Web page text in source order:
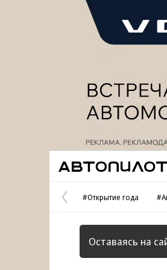
Предыдущая
страница
#Открытие года
Оставаясь на